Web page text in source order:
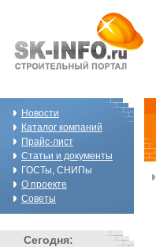
Новости
Каталог компаний
Прайс-лист
Статьи и документы
ГОСТы, СНИПы
О проекте
Советы
Сегодня: